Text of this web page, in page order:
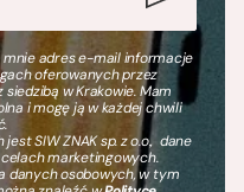
adres e-mail informacje
oferowanych przez
siedzibą w Krakowie. Mam
i mogę ją w każdej chwili
SIW ZNAK sp. z o.o., dane
marketingowych.
danych osobowych, w tym